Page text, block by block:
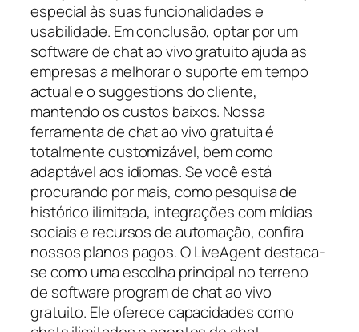
especial às suas funcionalidades e
usabilidade. Em conclusão, optar por um
software de chat ao vivo gratuito ajuda as
empresas a melhorar o suporte em tempo
actual e o suggestions do cliente,
mantendo os custos baixos. Nossa
ferramenta de chat ao vivo gratuita é
totalmente customizável, bem como
adaptável aos idiomas. Se você está
procurando por mais, como pesquisa de
histórico ilimitada, integrações com mídias
sociais e recursos de automação, confira
nossos planos pagos. O LiveAgent destaca-
se como uma escolha principal no terreno
de software program de chat ao vivo
gratuito. Ele oferece capacidades como